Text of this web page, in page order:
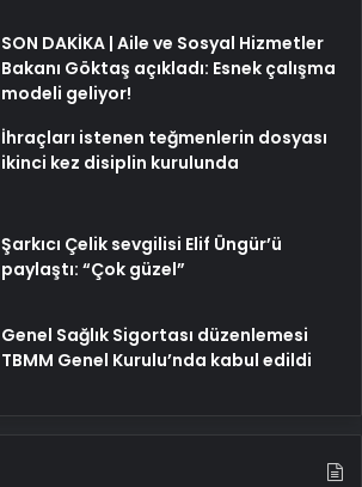
SON DAKİKA | Aile ve Sosyal Hizmetler
Bakanı Göktaş açıkladı: Esnek çalışma
modeli geliyor!
İhraçları istenen teğmenlerin dosyası
ikinci kez disiplin kurulunda
Şarkıcı Çelik sevgilisi Elif Üngür’ü
paylaştı: “Çok güzel”
Genel Sağlık Sigortası düzenlemesi
TBMM Genel Kurulu’nda kabul edildi